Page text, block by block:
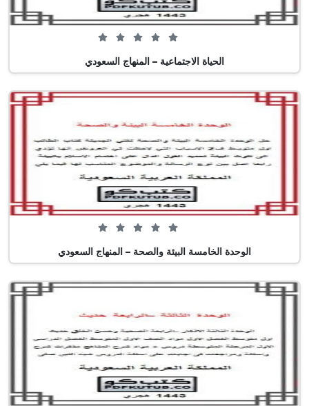
0 من 5 (0 تصويت)
الحياة الاجتماعية – المنهاج السعودي
0 من 5 (0 تصويت)
الوحدة الخامسة البيئة والصحة – المنهاج السعودي